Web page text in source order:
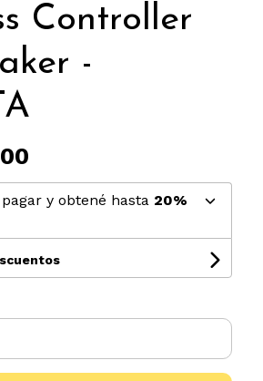
Controller
-
y obtené hasta 20%